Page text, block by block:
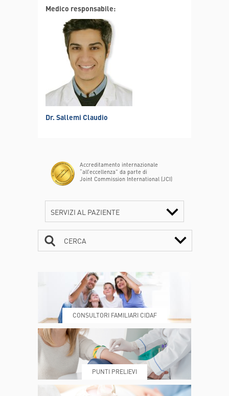
Dr. Sallemi Claudio
claudio.sallemi@poliambulanza.it
Medico - I.A.P.
Dr. Bodini Flavio Cesare
flavio.bodini@poliambulanza.it
Medico
Dr.ssa Viola Costanza
Medico responsabile:
Dr. Sallemi Claudio
Accreditamento internazionale
“all’eccellenza” da parte di
Joint Commission International (JCI)
SERVIZI AL PAZIENTE
DOVE SIAMO ESAMI E VISITE
CERCA
CONSULTORI FAMILIARI CIDAF
PUNTI PRELIEVI